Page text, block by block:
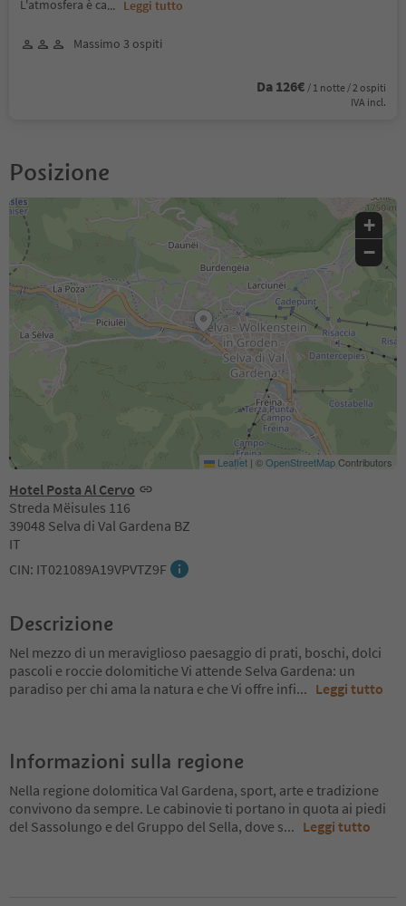
L'atmosfera è ca... Leggi tutto
Massimo 3 ospiti
Da 126€ / 1 notte / 2 ospiti
IVA incl.
Posizione
Hotel Posta Al Cervo
Streda Mëisules 116
39048 Selva di Val Gardena BZ
IT
CIN: IT021089A19VPVTZ9F
+
−
Leaflet | ©OpenStreetMapContributors
Descrizione
Nel mezzo di un meraviglioso paesaggio di prati, boschi, dolci
pascoli e roccie dolomitiche Vi attende Selva Gardena: un
paradiso per chi ama la natura e che Vi offre infi... Leggi tutto
Informazioni sulla regione
Nella regione dolomitica Val Gardena, sport, arte e tradizione
convivono da sempre. Le cabinovie ti portano in quota ai piedi
del Sassolungo e del Gruppo del Sella, dove s... Leggi tutto